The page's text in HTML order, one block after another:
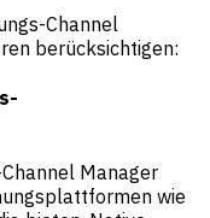
Channel
berücksichtigen:
Manager
wie